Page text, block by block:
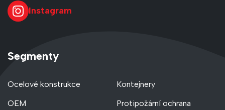
Instagram
Segmenty
Ocelové konstrukce
Kontejnery
OEM
Protipožární ochrana